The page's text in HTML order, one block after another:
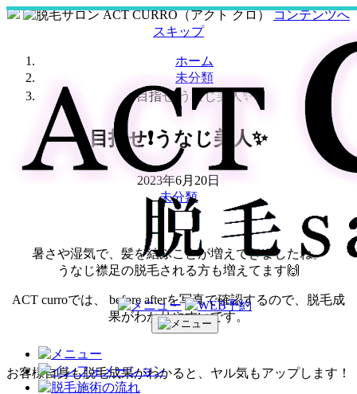
コンテンツへ
スキップ
ホーム
未分類
目指せ❗️うなじ美人✨
目指せ❗️うなじ美人✨
2023年6月20日
未分類
暑さや湿気で、髪を結ぶことが増えてきましたね。
うなじ襟足の脱毛される方も増えてます🙌
ACT curroでは、 before afterを写真で確認するので、脱毛成
果がわかりやすいです。
お客様自身も脱毛成果がわかると、ヤル気もアップします！